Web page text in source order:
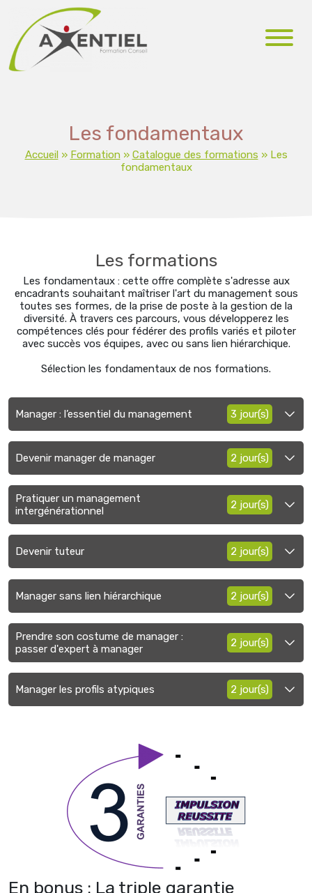
Les fondamentaux
Accueil» Formation» Catalogue des formations » Les
fondamentaux
Les formations
Les fondamentaux : cette offre complète s'adresse aux
encadrants souhaitant maîtriser l'art du management sous
toutes ses formes, de la prise de poste à la gestion de la
diversité. À travers ces parcours, vous développerez les
compétences clés pour fédérer des profils variés et piloter
avec succès vos équipes, avec ou sans lien hiérarchique.
Sélection les fondamentaux de nos formations.
Manager : l’essentiel du management 3 jour(s)
Devenir manager de manager 2 jour(s)
Pratiquer un management
intergénérationnel
2 jour(s)
Devenir tuteur 2 jour(s)
Manager sans lien hiérarchique 2 jour(s)
Prendre son costume de manager :
passer d'expert à manager
2 jour(s)
Manager les profils atypiques 2 jour(s)
En bonus : La triple garantie